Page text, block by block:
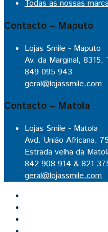
Todas as nossas
Contacto – Maputo
Lojas Smile - Maputo
Av. da Marginal, 8315,
849 095 943
geral@lojassmile.com
Contacto – Matola
Lojas Smile - Matola
Avd. União Africana,
Estrada velha da
842 908 914 & 821
geral@lojassmile.com